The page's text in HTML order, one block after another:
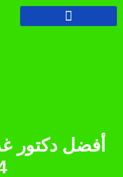
أفضل دكتور